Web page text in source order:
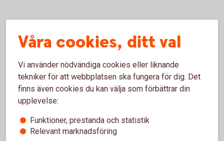
När du betalar resan med kortet får du den kompletterande
trygghet när du ska ut och resa. Fullständiga villkor hittar du
i försäkringsvillkoren kopplade till ditt kort.
Kompletterande
Våra cookies, ditt val
Vi använder nödvändiga cookies eller liknande
tekniker för att webbplatsen ska fungera för dig. Det
finns även cookies du kan välja som förbättrar din
upplevelse:
Funktioner, prestanda och statistik
Relevant marknadsföring